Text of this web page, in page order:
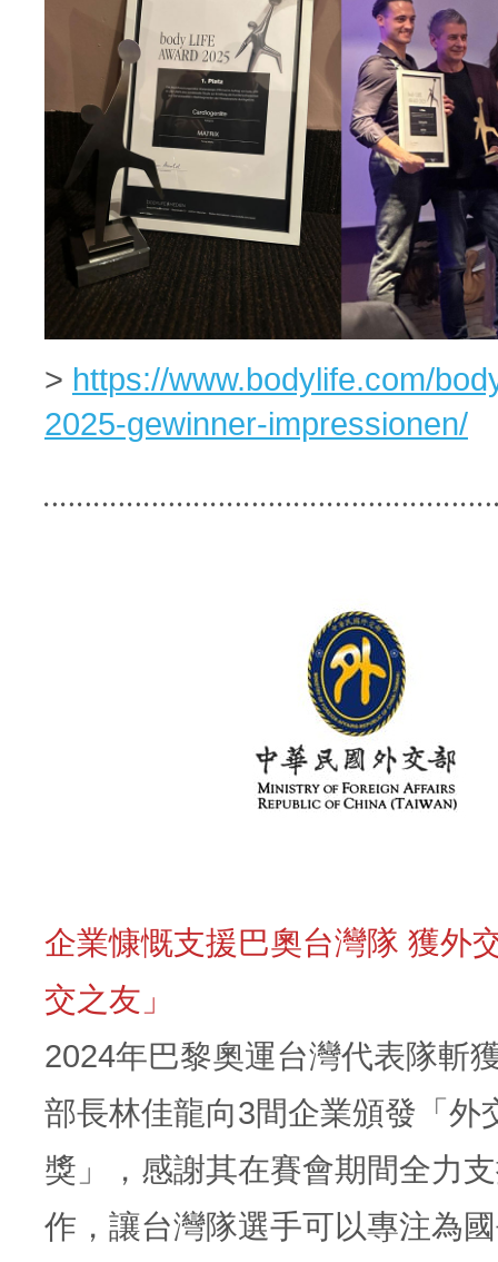
> https://www.bodylife.com/
2025-gewinner-impressionen/
企業慷慨支援巴奧台灣隊 獲外
交之友」
2024年巴黎奧運台灣代表隊斬
部長林佳龍向3間企業頒發「外
獎」，感謝其在賽會期間全力
作，讓台灣隊選手可以專注為